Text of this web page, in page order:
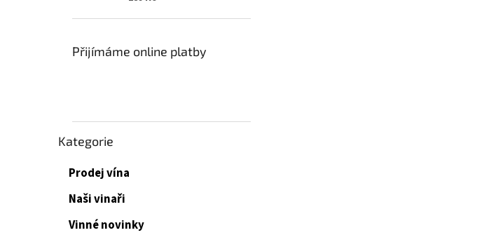
Přijímáme online platby
Přeskočit
Kategorie
Prodej vína
Naši vinaři
Vinné novinky